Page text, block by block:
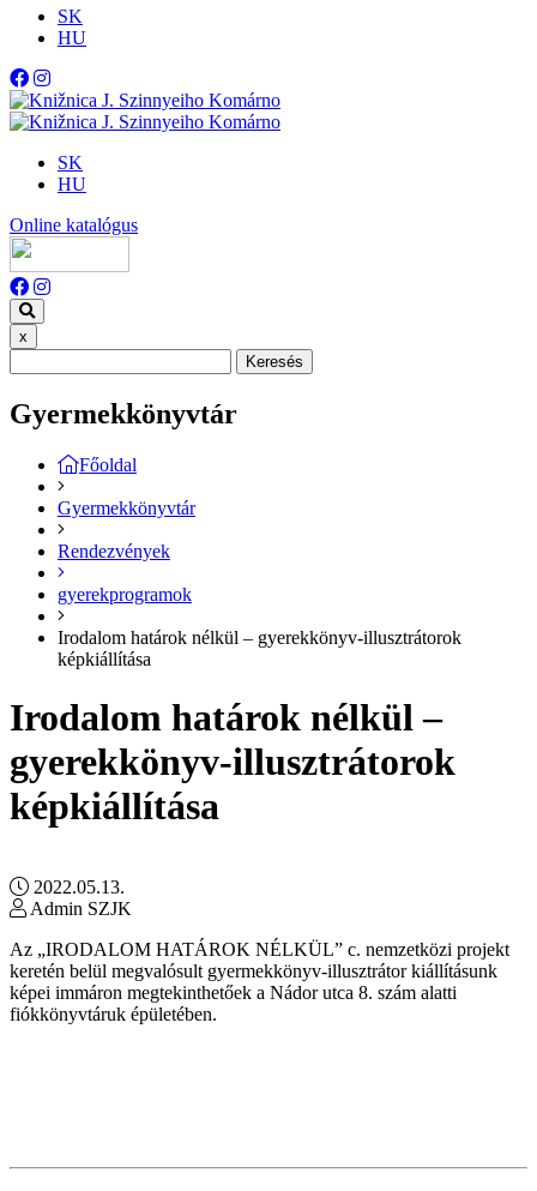
SK
HU
SK
HU
Online katalógus
x
Keresés
Gyermekkönyvtár
Főoldal
Gyermekkönyvtár
Rendezvények
gyerekprogramok
Irodalom határok nélkül – gyerekkönyv-illusztrátorok
képkiállítása
Irodalom határok nélkül –
gyerekkönyv-illusztrátorok
képkiállítása
2022.05.13.
Admin SZJK
Az „IRODALOM HATÁROK NÉLKÜL” c. nemzetközi projekt
keretén belül megvalósult gyermekkönyv-illusztrátor kiállításunk
képei immáron megtekinthetőek a Nádor utca 8. szám alatti
fiókkönyvtáruk épületében.